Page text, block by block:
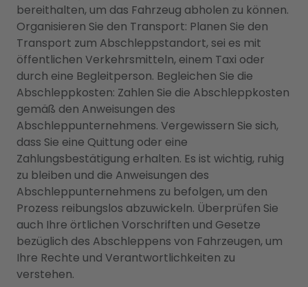
bereithalten, um das Fahrzeug abholen zu können.
Organisieren Sie den Transport: Planen Sie den
Transport zum Abschleppstandort, sei es mit
öffentlichen Verkehrsmitteln, einem Taxi oder
durch eine Begleitperson. Begleichen Sie die
Abschleppkosten: Zahlen Sie die Abschleppkosten
gemäß den Anweisungen des
Abschleppunternehmens. Vergewissern Sie sich,
dass Sie eine Quittung oder eine
Zahlungsbestätigung erhalten. Es ist wichtig, ruhig
zu bleiben und die Anweisungen des
Abschleppunternehmens zu befolgen, um den
Prozess reibungslos abzuwickeln. Überprüfen Sie
auch Ihre örtlichen Vorschriften und Gesetze
bezüglich des Abschleppens von Fahrzeugen, um
Ihre Rechte und Verantwortlichkeiten zu
verstehen.